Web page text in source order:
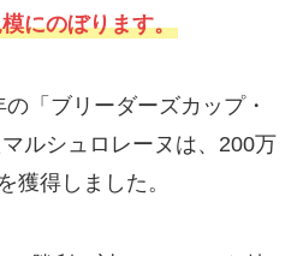
にのぼります。
「ブリーダーズカップ・
ルシュロレーヌは、200万
獲得しました。